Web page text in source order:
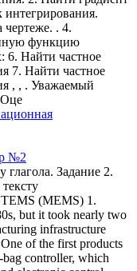
чертеже. . 4.
функцию
6. Найти частное
7. Найти частное
, , . Уважаемый
Оце
№2
Задание 2.
(MEMS) 1.
but it took nearly two
infrastructure
of the first products
controller, which